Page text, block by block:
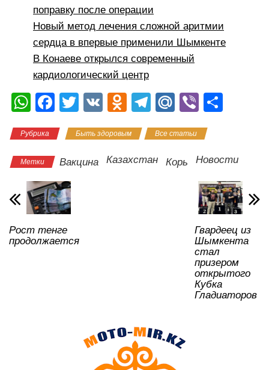
поправку после операции
Новый метод лечения сложной аритмии
сердца в впервые применили Шымкенте
В Конаеве открылся современный
кардиологический центр
W
at
s
A
p
p
F
c
e
b
o
o
k
T
tt
er
V
O
n
o
T
e
gr
M
.R
u
Vi
er
а
в
и
ть
Рубрика Быть здоровым Все статьи
Метки Вакцина Казахстан Корь Новости
Рост тенге
продолжается
Гвардеец из
Шымкента
стал
призером
открытого
Кубка
Гладиаторов